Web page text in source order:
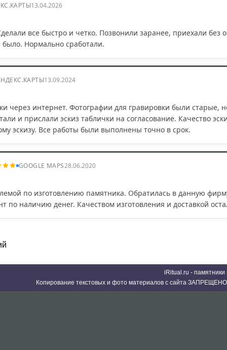
13.04.2026
все быстро и четко. Позвонили заранее, приехали
Нормально сработали.
13.09.2024
через интернет. Фотографии для гравировки были старые,
и прислали эскиз таблички на согласование. Качество
эскизу. Все работы были выполнены точно в срок.
GOOGLE MAPS28.06.2020
по изготовлению памятника. Обратилась в данную
по наличию денег. Качеством изготовления и доставкой
iRitual.ru -
Копирование текстовых и фото материалов с сайта